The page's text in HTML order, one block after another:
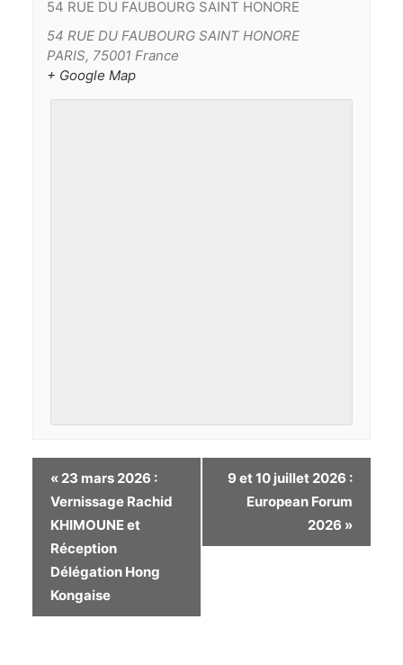
54 RUE DU FAUBOURG SAINT HONORE
54 RUE DU FAUBOURG SAINT HONORE
PARIS, 75001 France
+ Google Map
« 23 mars 2026 :
Vernissage Rachid
KHIMOUNE et
Réception
Délégation Hong
Kongaise
9 et 10 juillet 2026 :
European Forum
2026 »